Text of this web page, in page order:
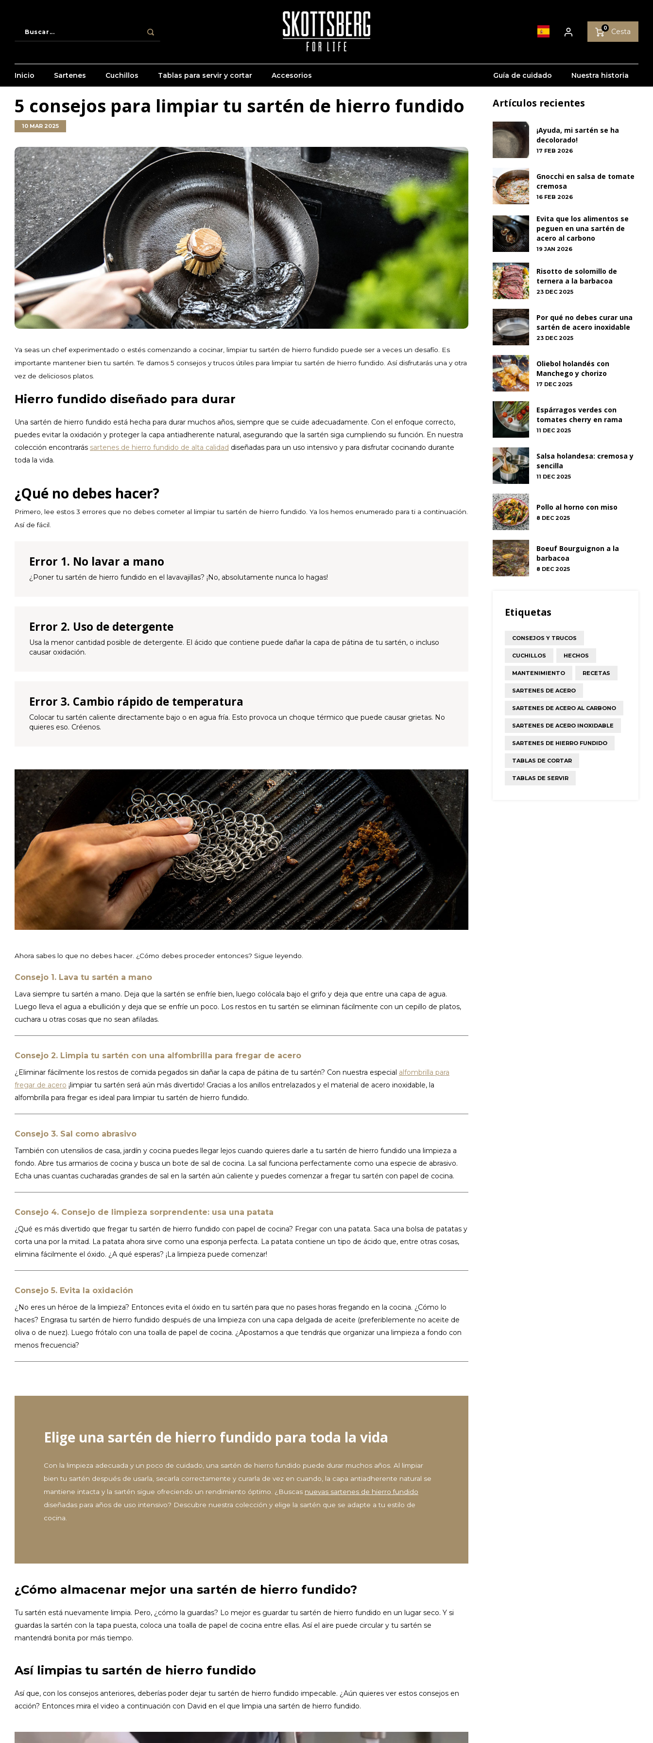
0 Cesta
Inicio Sartenes Cuchillos Tablas para servir y cortar Accesorios Guía de cuidado Nuestra historia
5 consejos para limpiar tu sartén de hierro fundido
10 MAR 2025
Ya seas un chef experimentado o estés comenzando a cocinar, limpiar tu sartén de hierro fundido puede ser a veces un desafío. Es
importante mantener bien tu sartén. Te damos 5 consejos y trucos útiles para limpiar tu sartén de hierro fundido. Así disfrutarás una y otra
vez de deliciosos platos.
Hierro fundido diseñado para durar
Una sartén de hierro fundido está hecha para durar muchos años, siempre que se cuide adecuadamente. Con el enfoque correcto,
puedes evitar la oxidación y proteger la capa antiadherente natural, asegurando que la sartén siga cumpliendo su función. En nuestra
colección encontrarás sartenes de hierro fundido de alta calidad diseñadas para un uso intensivo y para disfrutar cocinando durante
toda la vida.
¿Qué no debes hacer?
Primero, lee estos 3 errores que no debes cometer al limpiar tu sartén de hierro fundido. Ya los hemos enumerado para ti a continuación.
Así de fácil.
Error 1. No lavar a mano
¿Poner tu sartén de hierro fundido en el lavavajillas? ¡No, absolutamente nunca lo hagas!
Error 2. Uso de detergente
Usa la menor cantidad posible de detergente. El ácido que contiene puede dañar la capa de pátina de tu sartén, o incluso
causar oxidación.
Error 3. Cambio rápido de temperatura
Colocar tu sartén caliente directamente bajo o en agua fría. Esto provoca un choque térmico que puede causar grietas. No
quieres eso. Créenos.
Ahora sabes lo que no debes hacer. ¿Cómo debes proceder entonces? Sigue leyendo.
Consejo 1. Lava tu sartén a mano
Lava siempre tu sartén a mano. Deja que la sartén se enfríe bien, luego colócala bajo el grifo y deja que entre una capa de agua.
Luego lleva el agua a ebullición y deja que se enfríe un poco. Los restos en tu sartén se eliminan fácilmente con un cepillo de platos,
cuchara u otras cosas que no sean afiladas.
Consejo 2. Limpia tu sartén con una alfombrilla para fregar de acero
¿Eliminar fácilmente los restos de comida pegados sin dañar la capa de pátina de tu sartén? Con nuestra especial alfombrilla para
fregar de acero ¡limpiar tu sartén será aún más divertido! Gracias a los anillos entrelazados y el material de acero inoxidable, la
alfombrilla para fregar es ideal para limpiar tu sartén de hierro fundido.
Consejo 3. Sal como abrasivo
También con utensilios de casa, jardín y cocina puedes llegar lejos cuando quieres darle a tu sartén de hierro fundido una limpieza a
fondo. Abre tus armarios de cocina y busca un bote de sal de cocina. La sal funciona perfectamente como una especie de abrasivo.
Echa unas cuantas cucharadas grandes de sal en la sartén aún caliente y puedes comenzar a fregar tu sartén con papel de cocina.
Consejo 4. Consejo de limpieza sorprendente: usa una patata
¿Qué es más divertido que fregar tu sartén de hierro fundido con papel de cocina? Fregar con una patata. Saca una bolsa de patatas y
corta una por la mitad. La patata ahora sirve como una esponja perfecta. La patata contiene un tipo de ácido que, entre otras cosas,
elimina fácilmente el óxido. ¿A qué esperas? ¡La limpieza puede comenzar!
Consejo 5. Evita la oxidación
¿No eres un héroe de la limpieza? Entonces evita el óxido en tu sartén para que no pases horas fregando en la cocina. ¿Cómo lo
haces? Engrasa tu sartén de hierro fundido después de una limpieza con una capa delgada de aceite (preferiblemente no aceite de
oliva o de nuez). Luego frótalo con una toalla de papel de cocina. ¿Apostamos a que tendrás que organizar una limpieza a fondo con
menos frecuencia?
Elige una sartén de hierro fundido para toda la vida
Con la limpieza adecuada y un poco de cuidado, una sartén de hierro fundido puede durar muchos años. Al limpiar
bien tu sartén después de usarla, secarla correctamente y curarla de vez en cuando, la capa antiadherente natural se
mantiene intacta y la sartén sigue ofreciendo un rendimiento óptimo. ¿Buscas nuevas sartenes de hierro fundido
diseñadas para años de uso intensivo? Descubre nuestra colección y elige la sartén que se adapte a tu estilo de
cocina.
¿Cómo almacenar mejor una sartén de hierro fundido?
Tu sartén está nuevamente limpia. Pero, ¿cómo la guardas? Lo mejor es guardar tu sartén de hierro fundido en un lugar seco. Y si
guardas la sartén con la tapa puesta, coloca una toalla de papel de cocina entre ellas. Así el aire puede circular y tu sartén se
mantendrá bonita por más tiempo.
Así limpias tu sartén de hierro fundido
Así que, con los consejos anteriores, deberías poder dejar tu sartén de hierro fundido impecable. ¿Aún quieres ver estos consejos en
acción? Entonces mira el video a continuación con David en el que limpia una sartén de hierro fundido.
Artículos recientes
¡Ayuda, mi sartén se ha
decolorado!
17 FEB 2026
Gnocchi en salsa de tomate
cremosa
16 FEB 2026
Evita que los alimentos se
peguen en una sartén de
acero al carbono
19 JAN 2026
Risotto de solomillo de
ternera a la barbacoa
23 DEC 2025
Por qué no debes curar una
sartén de acero inoxidable
23 DEC 2025
Oliebol holandés con
Manchego y chorizo
17 DEC 2025
Espárragos verdes con
tomates cherry en rama
11 DEC 2025
Salsa holandesa: cremosa y
sencilla
11 DEC 2025
Pollo al horno con miso
8 DEC 2025
Boeuf Bourguignon a la
barbacoa
8 DEC 2025
Etiquetas
CONSEJOS Y TRUCOS
CUCHILLOS HECHOS
MANTENIMIENTO RECETAS
SARTENES DE ACERO
SARTENES DE ACERO AL CARBONO
SARTENES DE ACERO INOXIDABLE
SARTENES DE HIERRO FUNDIDO
TABLAS DE CORTAR
TABLAS DE SERVIR